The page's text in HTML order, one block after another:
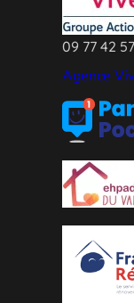
09 77 42
Agence